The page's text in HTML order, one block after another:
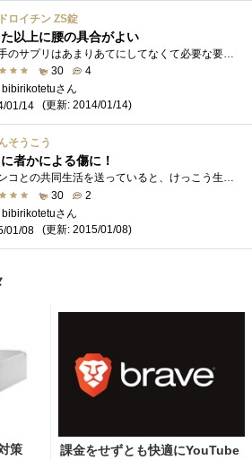
ロイチン ZS錠
以上に腰の具合がよい
30
4
bibirikotetuさん
01/14
(更新: 2014/01/14)
そうこう
者かによる傷に！
ニャンコとの共同生活を送っていると、けっこう生傷が絶えないので誤解の無いよう状況説明不要な絆創膏が必要かも？ｗ フェリシモ猫部 奥様�...
30
2
bibirikotetuさん
01/08
(更新: 2015/01/08)
策
課金をせずとも快適にYouTube